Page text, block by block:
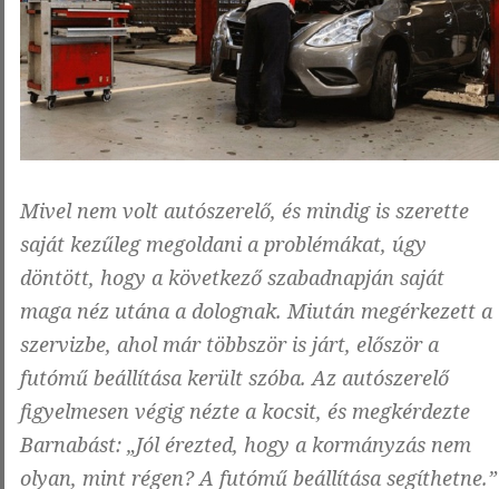
Mivel nem volt autószerelő, és mindig is szerette
saját kezűleg megoldani a problémákat, úgy
döntött, hogy a következő szabadnapján saját
maga néz utána a dolognak. Miután megérkezett a
szervizbe, ahol már többször is járt, először a
futómű beállítása került szóba. Az autószerelő
figyelmesen végig nézte a kocsit, és megkérdezte
Barnabást: „Jól érezted, hogy a kormányzás nem
olyan, mint régen? A futómű beállítása segíthetne.”